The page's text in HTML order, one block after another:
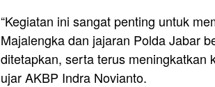
“Kegiatan ini sangat penting untuk
Majalengka dan jajaran Polda Jabar
ditetapkan, serta terus meningkatkan
ujar AKBP Indra Novianto.